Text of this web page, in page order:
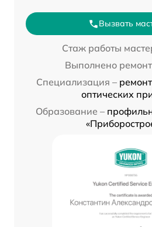
Вызвать
Стаж работы
Выполнено
Специализация –
оптических
Образование –